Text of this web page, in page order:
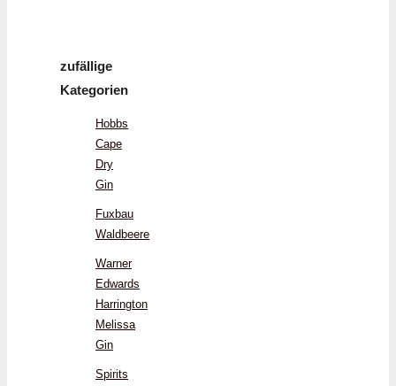
zufällige
Kategorien
Hobbs
Cape
Dry
Gin
Fuxbau
Waldbeere
Warner
Edwards
Harrington
Melissa
Gin
Spirits